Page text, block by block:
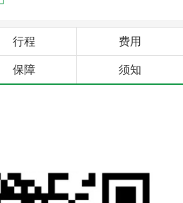
行程 费用
保障 须知